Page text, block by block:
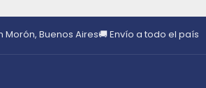
Morón, Buenos Aires🚚 Envío a todo el país